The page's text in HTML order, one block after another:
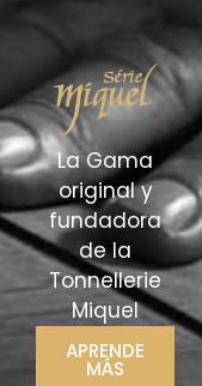
La Gama
original y
fundadora
de la
Tonnellerie
Miquel
APRENDE
MÁS